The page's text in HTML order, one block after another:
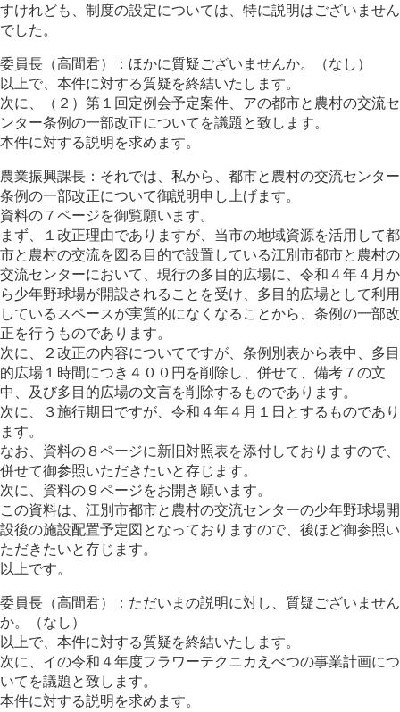
すけれども、制度の設定については、特に説明はございません
でした。
委員長（高間君）：ほかに質疑ございませんか。（なし）
以上で、本件に対する質疑を終結いたします。
次に、（２）第１回定例会予定案件、アの都市と農村の交流セ
ンター条例の一部改正についてを議題と致します。
本件に対する説明を求めます。
農業振興課長：それでは、私から、都市と農村の交流センター
条例の一部改正について御説明申し上げます。
資料の７ページを御覧願います。
まず、１改正理由でありますが、当市の地域資源を活用して都
市と農村の交流を図る目的で設置している江別市都市と農村の
交流センターにおいて、現行の多目的広場に、令和４年４月か
ら少年野球場が開設されることを受け、多目的広場として利用
しているスペースが実質的になくなることから、条例の一部改
正を行うものであります。
次に、２改正の内容についてですが、条例別表から表中、多目
的広場１時間につき４００円を削除し、併せて、備考７の文
中、及び多目的広場の文言を削除するものであります。
次に、３施行期日ですが、令和４年４月１日とするものであり
ます。
なお、資料の８ページに新旧対照表を添付しておりますので、
併せて御参照いただきたいと存じます。
次に、資料の９ページをお開き願います。
この資料は、江別市都市と農村の交流センターの少年野球場開
設後の施設配置予定図となっておりますので、後ほど御参照い
ただきたいと存じます。
以上です。
委員長（高間君）：ただいまの説明に対し、質疑ございません
か。（なし）
以上で、本件に対する質疑を終結いたします。
次に、イの令和４年度フラワーテクニカえべつの事業計画につ
いてを議題と致します。
本件に対する説明を求めます。